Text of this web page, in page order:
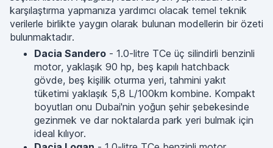
karşılaştırma yapmanıza yardımcı olacak temel teknik
verilerle birlikte yaygın olarak bulunan modellerin bir özeti
bulunmaktadır.
Dacia Sandero - 1.0-litre TCe üç silindirli benzinli
motor, yaklaşık 90 hp, beş kapılı hatchback
gövde, beş kişilik oturma yeri, tahmini yakıt
tüketimi yaklaşık 5,8 L/100km kombine. Kompakt
boyutları onu Dubai'nin yoğun şehir şebekesinde
gezinmek ve dar noktalarda park yeri bulmak için
ideal kılıyor.